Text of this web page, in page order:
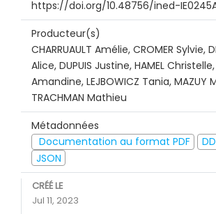
https://doi.org/10.48756/ined-
Producteur(s)
CHARRUAULT Amélie, CROMER Sylvie,
Alice, DUPUIS Justine, HAMEL Christelle,
Amandine, LEJBOWICZ Tania, MAZUY
TRACHMAN Mathieu
Métadonnées
Documentation au format PDF
JSON
CRÉÉ LE
Jul 11, 2023